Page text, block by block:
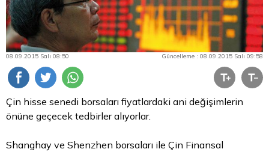
08.09.2015 Salı 08:50 Güncelleme : 08.09.2015 Salı 09:58
Çin hisse senedi borsaları fiyatlardaki ani değişimlerin
önüne geçecek tedbirler alıyorlar.
Shanghay ve Shenzhen borsaları ile Çin Finansal